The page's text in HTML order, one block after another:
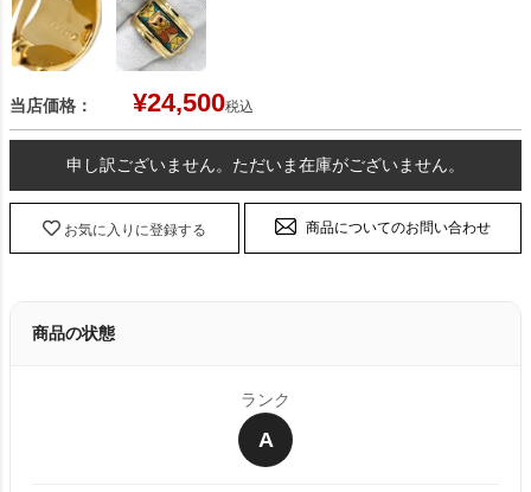
当店価格： ¥24,500税込
申し訳ございません。ただいま在庫がございません。
お気に入りに登録する 商品についてのお問い合わせ
商品の状態
ランク
A